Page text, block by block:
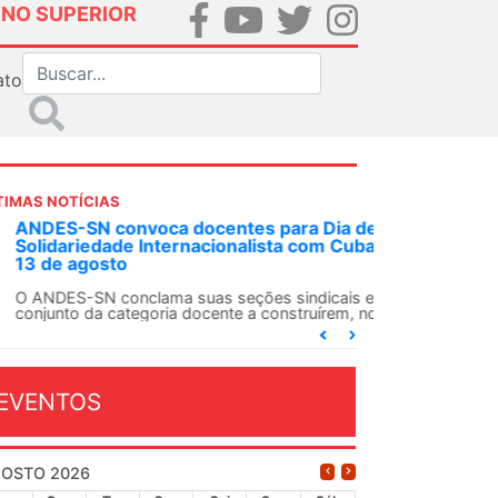
SUPERIOR
NOTÍCIAS
SN convoca docentes para Dia de
Internacionalista com Cuba em
de agosto
ANDES-SN conclama suas seções sindicais e o
da categoria docente a construírem, no